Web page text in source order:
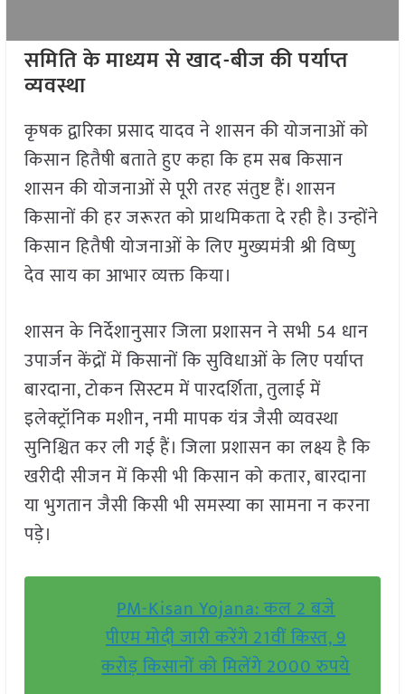
समिति के माध्यम से खाद-बीज की पर्याप्त
व्यवस्था
कृषक द्वारिका प्रसाद यादव ने शासन की योजनाओं को
किसान हितैषी बताते हुए कहा कि हम सब किसान
शासन की योजनाओं से पूरी तरह संतुष्ट हैं। शासन
किसानों की हर जरूरत को प्राथमिकता दे रही है। उन्होंने
किसान हितैषी योजनाओं के लिए मुख्यमंत्री श्री विष्णु
देव साय का आभार व्यक्त किया।
शासन के निर्देशानुसार जिला प्रशासन ने सभी 54 धान
उपार्जन केंद्रों में किसानों कि सुविधाओं के लिए पर्याप्त
बारदाना, टोकन सिस्टम में पारदर्शिता, तुलाई में
इलेक्ट्रॉनिक मशीन, नमी मापक यंत्र जैसी व्यवस्था
सुनिश्चित कर ली गई हैं। जिला प्रशासन का लक्ष्य है कि
खरीदी सीजन में किसी भी किसान को कतार, बारदाना
या भुगतान जैसी किसी भी समस्या का सामना न करना
पड़े।
PM-Kisan Yojana: कल 2 बजे
पीएम मोदी जारी करेंगे 21वीं किस्त, 9
करोड़ किसानों को मिलेंगे 2000 रुपये